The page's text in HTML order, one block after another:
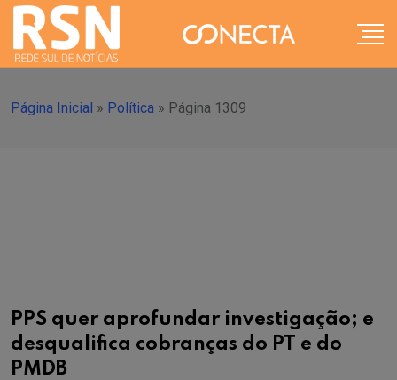
Página Inicial » Política » Página 1309
PPS quer aprofundar investigação; e
desqualifica cobranças do PT e do
PMDB